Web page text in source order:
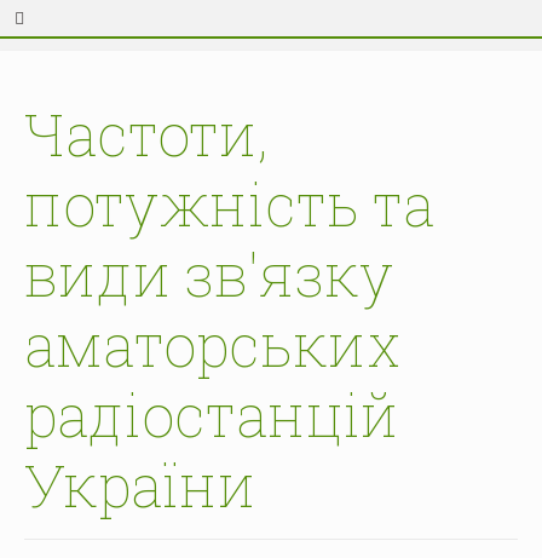
Частоти,
потужність та
види зв'язку
аматорських
радіостанцій
України